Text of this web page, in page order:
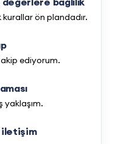
ön plandadır.
ediyorum.
yaklaşım.
iletişim